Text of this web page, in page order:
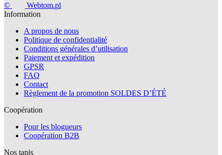
©
Webtom.pl
Information
A propos de nous
Politique de confidentialité
Conditions générales d’utilisation
Paiement et expédition
GPSR
FAQ
Contact
Règlement de la promotion SOLDES D’ÉTÉ
Coopération
Pour les blogueurs
Coopération B2B
Nos tapis